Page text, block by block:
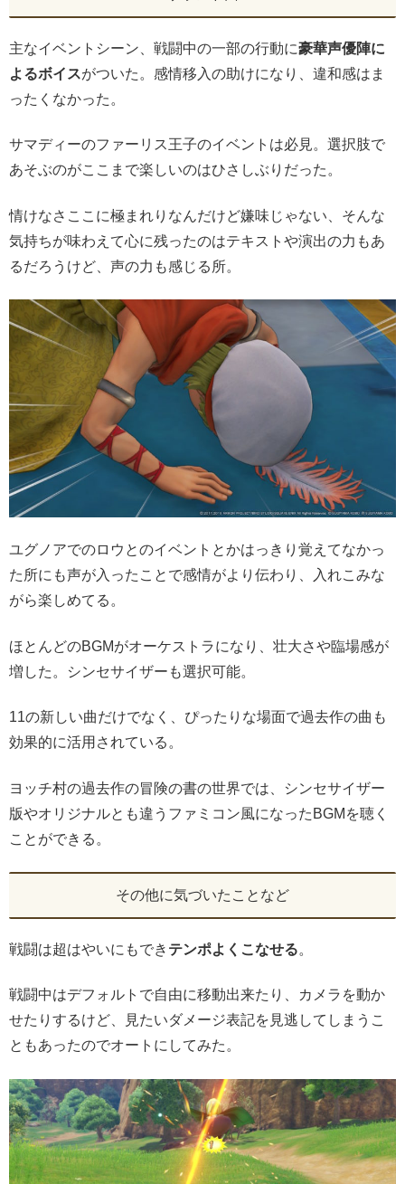
主なイベントシーン、戦闘中の一部の行動に豪華声優陣に
よるボイスがついた。感情移入の助けになり、違和感はま
ったくなかった。
サマディーのファーリス王子のイベントは必見。選択肢で
あそぶのがここまで楽しいのはひさしぶりだった。
情けなさここに極まれりなんだけど嫌味じゃない、そんな
気持ちが味わえて心に残ったのはテキストや演出の力もあ
るだろうけど、声の力も感じる所。
ユグノアでのロウとのイベントとかはっきり覚えてなかっ
た所にも声が入ったことで感情がより伝わり、入れこみな
がら楽しめてる。
ほとんどのBGMがオーケストラになり、壮大さや臨場感が
増した。シンセサイザーも選択可能。
11の新しい曲だけでなく、ぴったりな場面で過去作の曲も
効果的に活用されている。
ヨッチ村の過去作の冒険の書の世界では、シンセサイザー
版やオリジナルとも違うファミコン風になったBGMを聴く
ことができる。
その他に気づいたことなど
戦闘は超はやいにもでき テンポよくこなせる。
戦闘中はデフォルトで自由に移動出来たり、カメラを動か
せたりするけど、見たいダメージ表記を見逃してしまうこ
ともあったのでオートにしてみた。